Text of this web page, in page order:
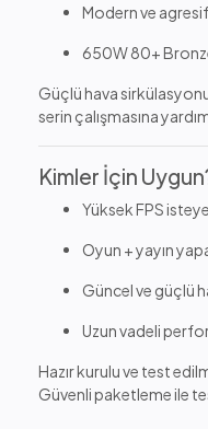
Modern ve
650W 80+
Güçlü hava
serin çalışmasına
Kimler İçin
Yüksek FPS
Oyun + yayın
Güncel ve güçlü
Uzun vadeli
Hazır kurulu ve test
Güvenli paketleme ile